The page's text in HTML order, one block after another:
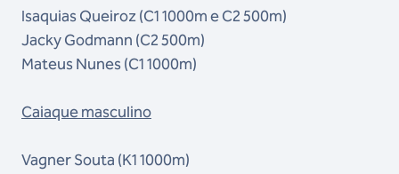
Isaquias Queiroz (C1 1000m e C2 500m)
Jacky Godmann (C2 500m)
Mateus Nunes (C1 1000m)
Caiaque masculino
Vagner Souta (K1 1000m)